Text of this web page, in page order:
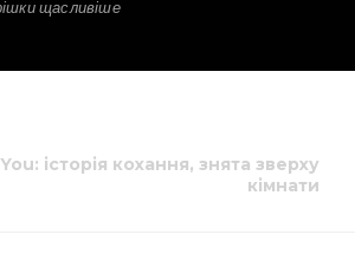
щасливіше
історія кохання, знята зверху
кімнати